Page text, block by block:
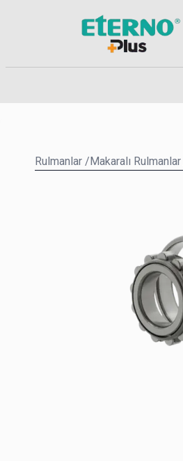
Rulmanlar /Makaralı Rulmanlar